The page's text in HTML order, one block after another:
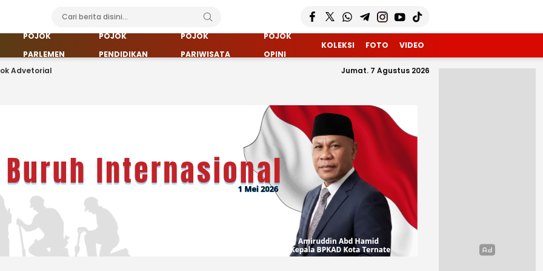
POJOK
PARLEMEN
POJOK
PENDIDIKAN
POJOK
PARIWISATA
POJOK
OPINI
KOLEKSI FOTO VIDEO
Advetorial Jumat. 7 Agustus 2026